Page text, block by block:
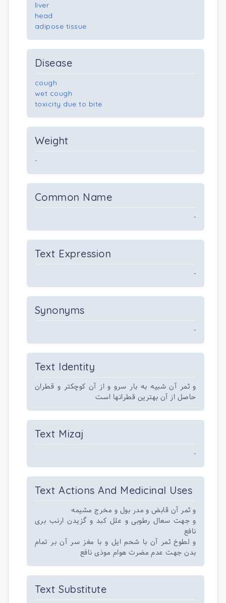
liver
head
adipose tissue
Disease
cough
wet cough
toxicity due to bite
Weight
-
Common Name
-
Text Expression
-
Synonyms
-
Text Identity
و ثمر آن شبیه به بار سرو و از آن کوچکتر و قطران
حاصل از آن بهترین قطرانها است
Text Mizaj
-
Text Actions And Medicinal Uses
و ثمر آن قابض و مدر بول و مخرج مشیمه
و جهت سعال رطوبی و علل کبد و گزیدن ارنب بری
نافع
و لطوخ ثمر آن با شحم ایل و با مغز سر آن بر تمام
بدن جهت عدم مضرت هوام موذی نافع
Text Substitute